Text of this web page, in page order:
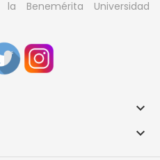
Benemérita Universidad

